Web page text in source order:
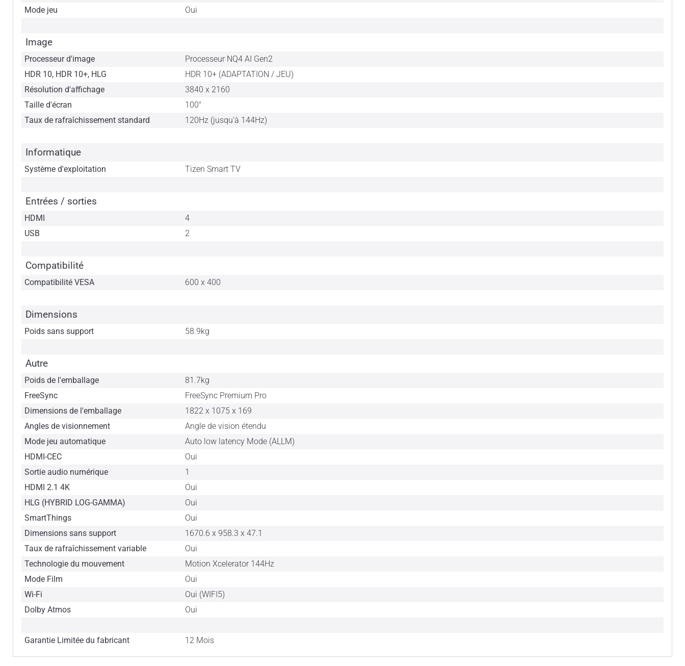
Mode jeu
Oui
Image
Processeur d'image
Processeur NQ4 AI Gen2
HDR 10, HDR 10+, HLG
HDR 10+ (ADAPTATION / JEU)
Résolution d'affichage
3840 x 2160
Taille d'écran
100"
Taux de rafraîchissement standard
120Hz (jusqu'à 144Hz)
Informatique
Système d'exploitation Tizen Smart TV
Entrées / sorties
HDMI
4
USB
2
Compatibilité
Compatibilité VESA 600 x 400
Dimensions
Poids sans support 58.9kg
Autre
Poids de l'emballage
81.7kg
FreeSync
FreeSync Premium Pro
Dimensions de l'emballage
1822 x 1075 x 169
Angles de visionnement
Angle de vision étendu
Mode jeu automatique
Auto low latency Mode (ALLM)
HDMI-CEC
Oui
Sortie audio numérique
1
HDMI 2.1 4K
Oui
HLG (HYBRID LOG-GAMMA)
Oui
SmartThings
Oui
Dimensions sans support
1670.6 x 958.3 x 47.1
Taux de rafraîchissement variable
Oui
Technologie du mouvement
Motion Xcelerator 144Hz
Mode Film
Oui
Wi-Fi
Oui (WIFI5)
Dolby Atmos
Oui
Garantie Limitée du fabricant 12 Mois